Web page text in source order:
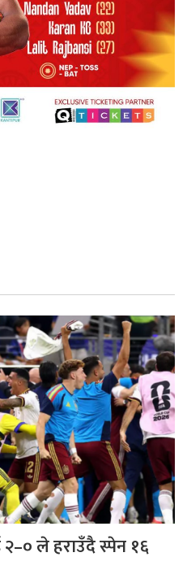
२–० ले हराउँदै स्पेन १६